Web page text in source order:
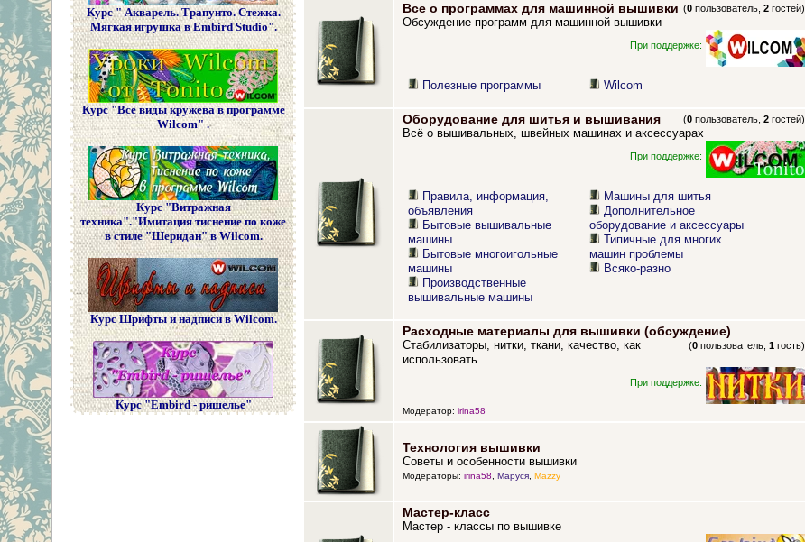
Курс " Акварель. Трапунто. Стежка.
Мягкая игрушка в Embird Studio".
Курс "Все виды кружева в программе
Wilcom" .
Курс "Витражная
техника"."Имитация тиснение по коже
в стиле "Шеридан" в Wilcom.
Курс Шрифты и надписи в Wilcom.
Курс "Embird - ришелье"
Все о программах для машинной вышивки (0 пользователь,2 гостей)
Обсуждение программ для машинной вышивки
При поддержке:
Полезные программы Wilcom
Оборудование для шитья и вышивания (0 пользователь,2 гостей)
Всё о вышивальных, швейных машинах и аксессуарах
При поддержке:
Правила, информация,
объявления
Бытовые вышивальные
машины
Бытовые многоигольные
машины
Производственные
вышивальные машины
Машины для шитья
Дополнительное
оборудование и аксессуары
Типичные для многих
машин проблемы
Всяко-разно
Расходные материалы для вышивки (обсуждение)
(0 пользователь,1 гость)
Стабилизаторы, нитки, ткани, качество, как
использовать
При поддержке:
Модератор: irina58
Технология вышивки
Советы и особенности вышивки
Модераторы: irina58, Маруся, Mazzy
Мастер-класс
Мастер - классы по вышивке